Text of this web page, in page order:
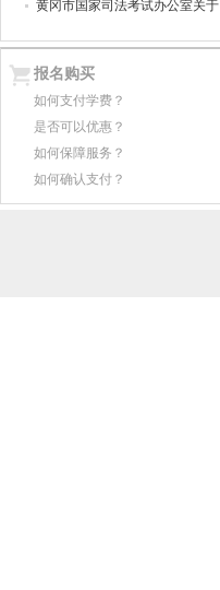
黄冈市国家司法考试办公室关于
报名购买
如何支付学费？
是否可以优惠？
如何保障服务？
如何确认支付？